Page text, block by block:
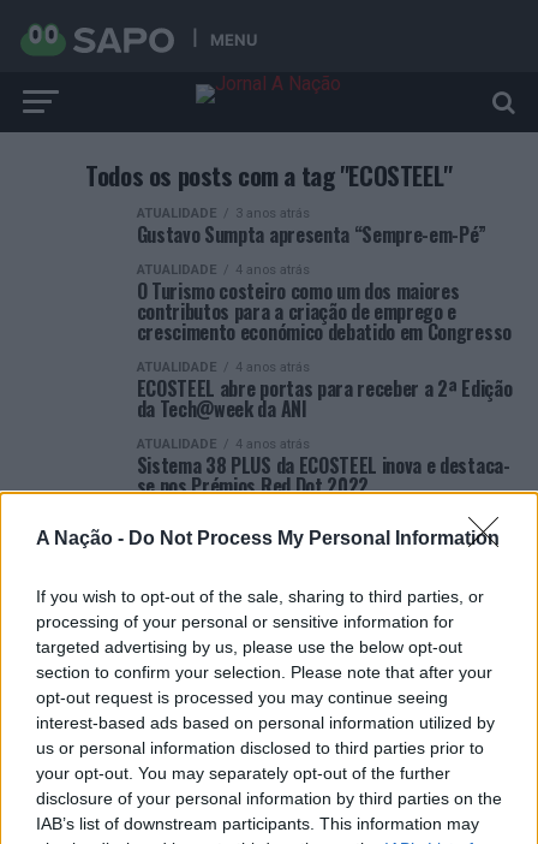
A Nação - Do Not Process My Personal Information
If you wish to opt-out of the sale, sharing to third parties, or
processing of your personal or sensitive information for
targeted advertising by us, please use the below opt-out
section to confirm your selection. Please note that after your
opt-out request is processed you may continue seeing
interest-based ads based on personal information utilized by
us or personal information disclosed to third parties prior to
your opt-out. You may separately opt-out of the further
disclosure of your personal information by third parties on the
IAB’s list of downstream participants. This information may
MENU
Todos os posts com a tag "ECOSTEEL"
ATUALIDADE 3 anos atrás
Gustavo Sumpta apresenta “Sempre-em-Pé”
ATUALIDADE 4 anos atrás
O Turismo costeiro como um dos maiores
contributos para a criação de emprego e
crescimento económico debatido em Congresso
ATUALIDADE 4 anos atrás
ECOSTEEL abre portas para receber a 2ª Edição
da Tech@week da ANI
ATUALIDADE 4 anos atrás
Sistema 38 PLUS da ECOSTEEL inova e destaca-
se nos Prémios Red Dot 2022
ARTIGOS RECENTES
“Millennium Estoril Open 2026” regressou ao circuito ATP
com vitória do francês Luca Van Assche
Castelo Branco: “Bienal Internacional de Artes e Ofícios”
promete afirmar artesanato, património e inovação como
“motores de desenvolvimento económico e cultural” do